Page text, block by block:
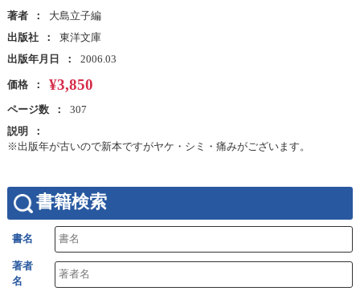
著者
大島立子編
出版社
東洋文庫
出版年月日
2006.03
価格 ¥3,850
ページ数
307
説明
※出版年が古いので新本ですがヤケ・シミ・痛みがございます。
書籍検索
書名
著者
名